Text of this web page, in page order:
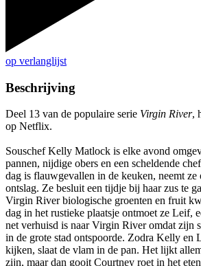
op verlanglijst
Beschrijving
Deel 13 van de populaire serie Virgin River,
op Netflix.
Souschef Kelly Matlock is elke avond
pannen, nijdige obers en een scheldende
dag is flauwgevallen in de keuken, neemt ze
ontslag. Ze besluit een tijdje bij haar zus te
Virgin River biologische groenten en fruit
dag in het rustieke plaatsje ontmoet ze Leif,
net verhuisd is naar Virgin River omdat zijn
in de grote stad ontspoorde. Zodra Kelly en
kijken, slaat de vlam in de pan. Het lijkt
zijn, maar dan gooit Courtney roet in het